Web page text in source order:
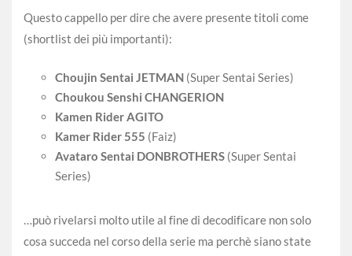
Questo cappello per dire che avere presente titoli come
(shortlist dei più importanti):
Choujin Sentai JETMAN (Super Sentai Series)
Choukou Senshi CHANGERION
Kamen Rider AGITO
Kamer Rider 555 (Faiz)
Avataro Sentai DONBROTHERS (Super Sentai
Series)
…può rivelarsi molto utile al fine di decodificare non solo
cosa succeda nel corso della serie ma perchè siano state